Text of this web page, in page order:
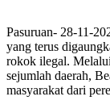
Pasuruan- 28-11-
yang terus
rokok ilegal.
sejumlah daerah,
masyarakat dari